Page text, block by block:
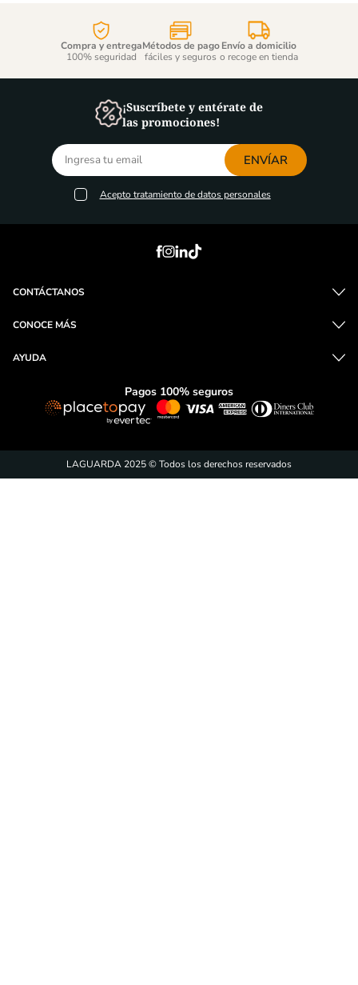
Compra y entrega
100% seguridad
Métodos de pago
fáciles y seguros
Envío a domicilio
o recoge en tienda
¡Suscríbete y entérate de
las promociones!
ENVÍAR
Acepto tratamiento de datos personales
CONTÁCTANOS
CONOCE MÁS
AYUDA
Pagos 100% seguros
LAGUARDA 2025 © Todos los derechos reservados